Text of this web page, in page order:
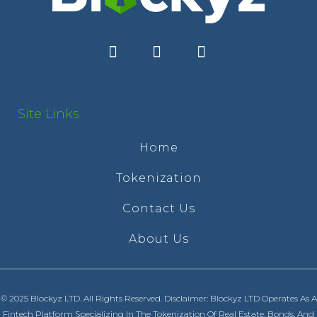
Site Links
Home
Tokenization
Contact Us
About Us
© 2025 Blockyz LTD. All Rights Reserved. Disclaimer: Blockyz LTD Operates As A
Fintech Platform Specializing In The Tokenization Of Real Estate, Bonds, And